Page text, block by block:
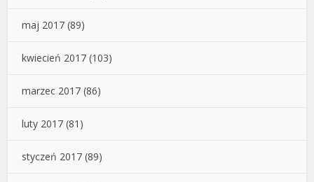
maj 2017 (89)
kwiecień 2017 (103)
marzec 2017 (86)
luty 2017 (81)
styczeń 2017 (89)